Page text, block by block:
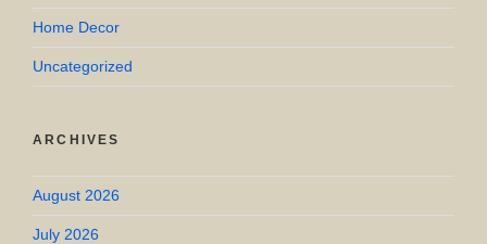
Home Decor
Uncategorized
ARCHIVES
August 2026
July 2026